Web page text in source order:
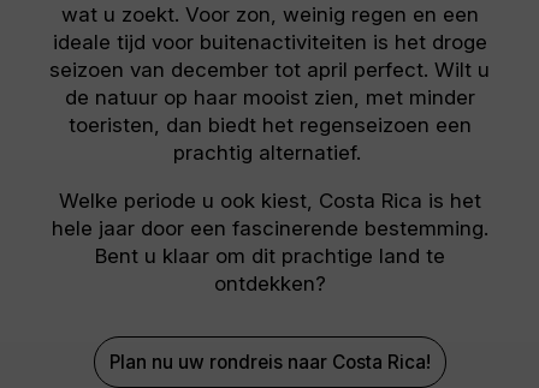
wat u zoekt. Voor zon, weinig regen en een
ideale tijd voor buitenactiviteiten is het droge
seizoen van december tot april perfect. Wilt u
de natuur op haar mooist zien, met minder
toeristen, dan biedt het regenseizoen een
prachtig alternatief.
Welke periode u ook kiest, Costa Rica is het
hele jaar door een fascinerende bestemming.
Bent u klaar om dit prachtige land te
ontdekken?
Plan nu uw rondreis naar Costa Rica!